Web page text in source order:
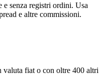
senza registri ordini. Usa
e altre commissioni.
valuta fiat o con oltre 400 altri